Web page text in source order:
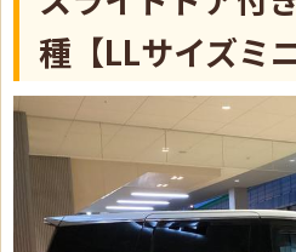
種【LLサイズミ